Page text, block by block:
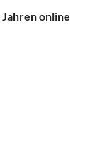
online